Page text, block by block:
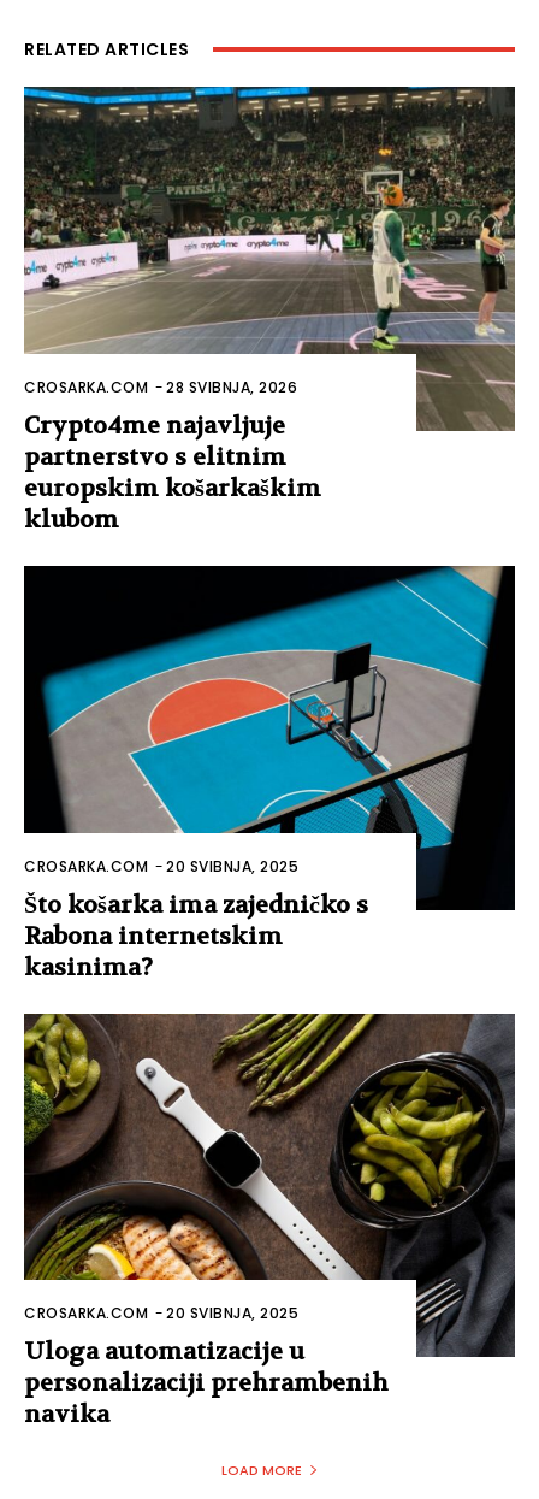
RELATED ARTICLES
CROSARKA.COM -28 SVIBNJA, 2026
Crypto4me najavljuje
partnerstvo s elitnim
europskim košarkaškim
klubom
CROSARKA.COM -20 SVIBNJA, 2025
Što košarka ima zajedničko s
Rabona internetskim
kasinima?
CROSARKA.COM -20 SVIBNJA, 2025
Uloga automatizacije u
personalizaciji prehrambenih
navika
LOAD MORE